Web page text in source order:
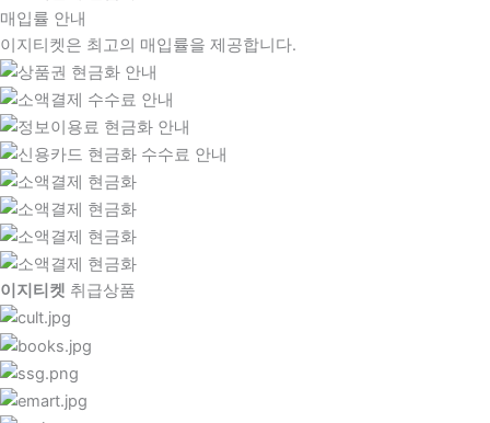
매입률 안내
이지티켓은 최고의 매입률을 제공합니다.
이지티켓 취급상품